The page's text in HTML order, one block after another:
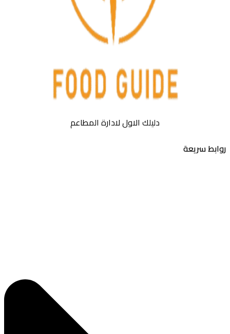
دليلك الاول لادارة المطاعم
سريعة